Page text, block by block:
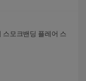
스모크밴딩 플레어 스